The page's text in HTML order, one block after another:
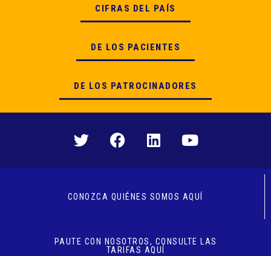
CIFRAS DEL PAÍS
DE LOS PACIENTES
DE LOS PATROCINADORES
CONOZCA QUIÉNES SOMOS AQUÍ
PAUTE CON NOSOTROS, CONSULTE LAS
TARIFAS AQUÍ